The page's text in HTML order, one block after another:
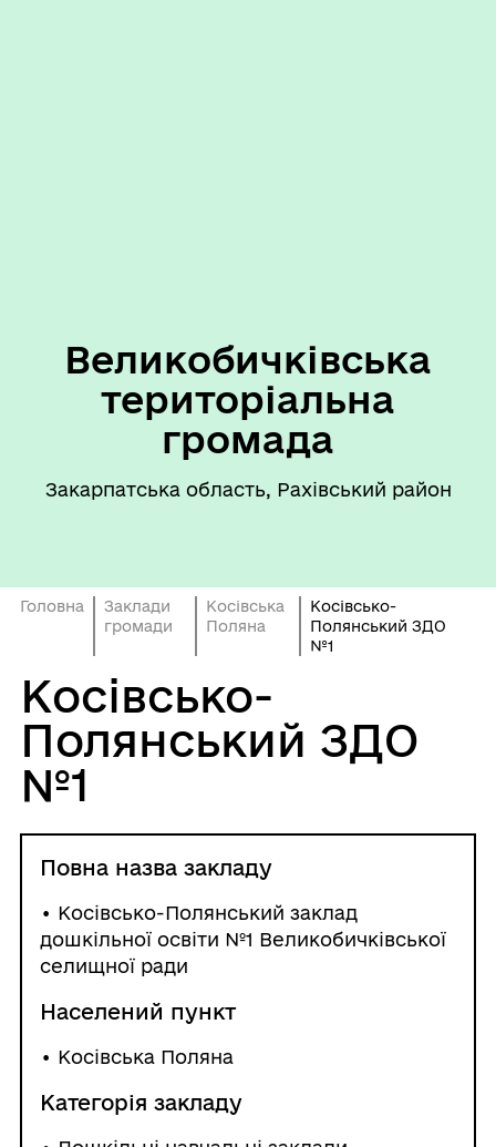
Великобичківська
територіальна
громада
Закарпатська область, Рахівський район
Головна
Заклади
громади
Косівська
Поляна
Косівсько-
Полянський ЗДО
№1
Косівсько-
Полянський ЗДО
№1
Повна назва закладу
• Косівсько-Полянський заклад
дошкільної освіти №1 Великобичківської
селищної ради
Населений пункт
• Косівська Поляна
Категорія закладу